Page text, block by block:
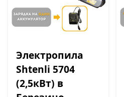
Электропила
Shtenli 5704
(2,5кВт) в